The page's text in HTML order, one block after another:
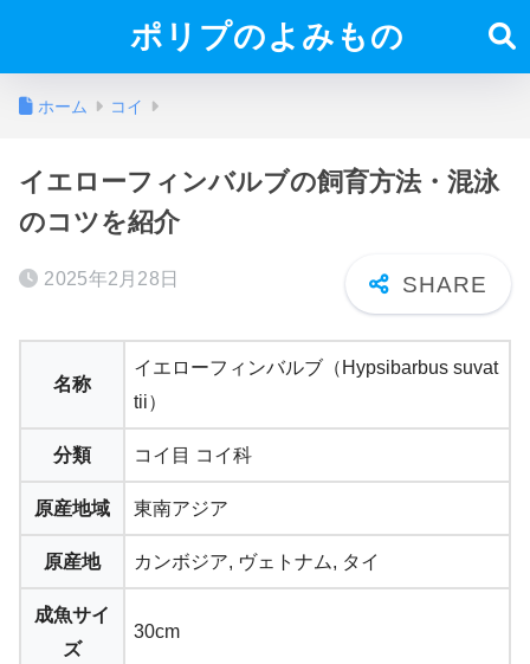
ポリプのよみもの
ホーム コイ
イエローフィンバルブの飼育方法・混泳
のコツを紹介
2025年2月28日
名称
イエローフィンバルブ（Hypsibarbus suvat
tii）
分類 コイ目 コイ科
原産地域 東南アジア
原産地 カンボジア, ヴェトナム, タイ
成魚サイ
ズ
30cm